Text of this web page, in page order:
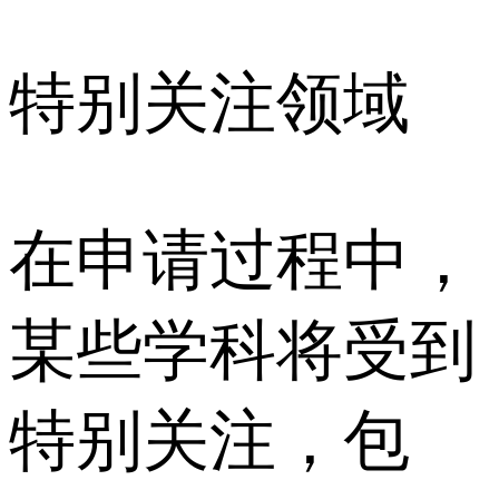
特别关注领域
在申请过程中，
某些学科将受到
特别关注，包